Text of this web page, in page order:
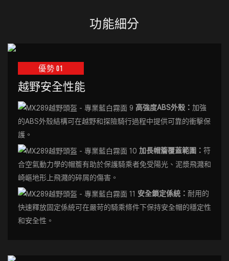
功能細分
優勢 01
越野安全性能
高強度ABS外殼： 加強
的ABS外殼結構可在越野和探險騎行過程中提供可靠的衝擊保
護。
加長帽簷覆蓋範圍： 符
合空氣動力學的帽簷有助於保護騎乘者免受陽光、泥漿飛濺和
崎嶇地形上飛濺的碎屑的傷害。
安全鎖定係統： 耐用的
快速釋放固定係統可在嚴苛的騎乘條件下保持安全帽的穩定性
和安全性。